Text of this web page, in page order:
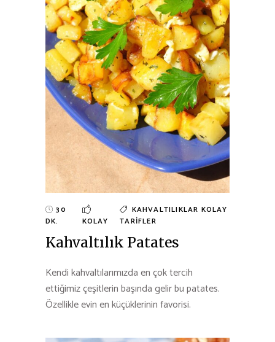
30
DK.
KOLAY
KAHVALTILIKLAR KOLAY
TARIFLER
Kahvaltılık Patates
Kendi kahvaltılarımızda en çok tercih
ettiğimiz çeşitlerin başında gelir bu patates.
Özellikle evin en küçüklerinin favorisi.